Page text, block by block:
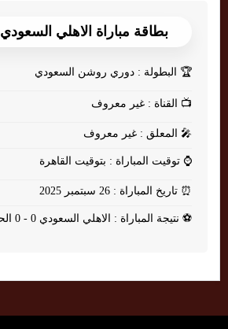
بطاقة مباراة الاهلي السعودي Vs الحزم
🏆 البطولة : دوري روشن السعودي
📺 القناة : غير معروف
🎤 المعلق : غير معروف
⌚ توقيت المباراة : بتوقيت القاهرة
⏰ تاريخ المباراة : 26 سبتمبر 2025
⚽ نتيجة المباراة : الاهلي السعودي 0 - 0 الحزم